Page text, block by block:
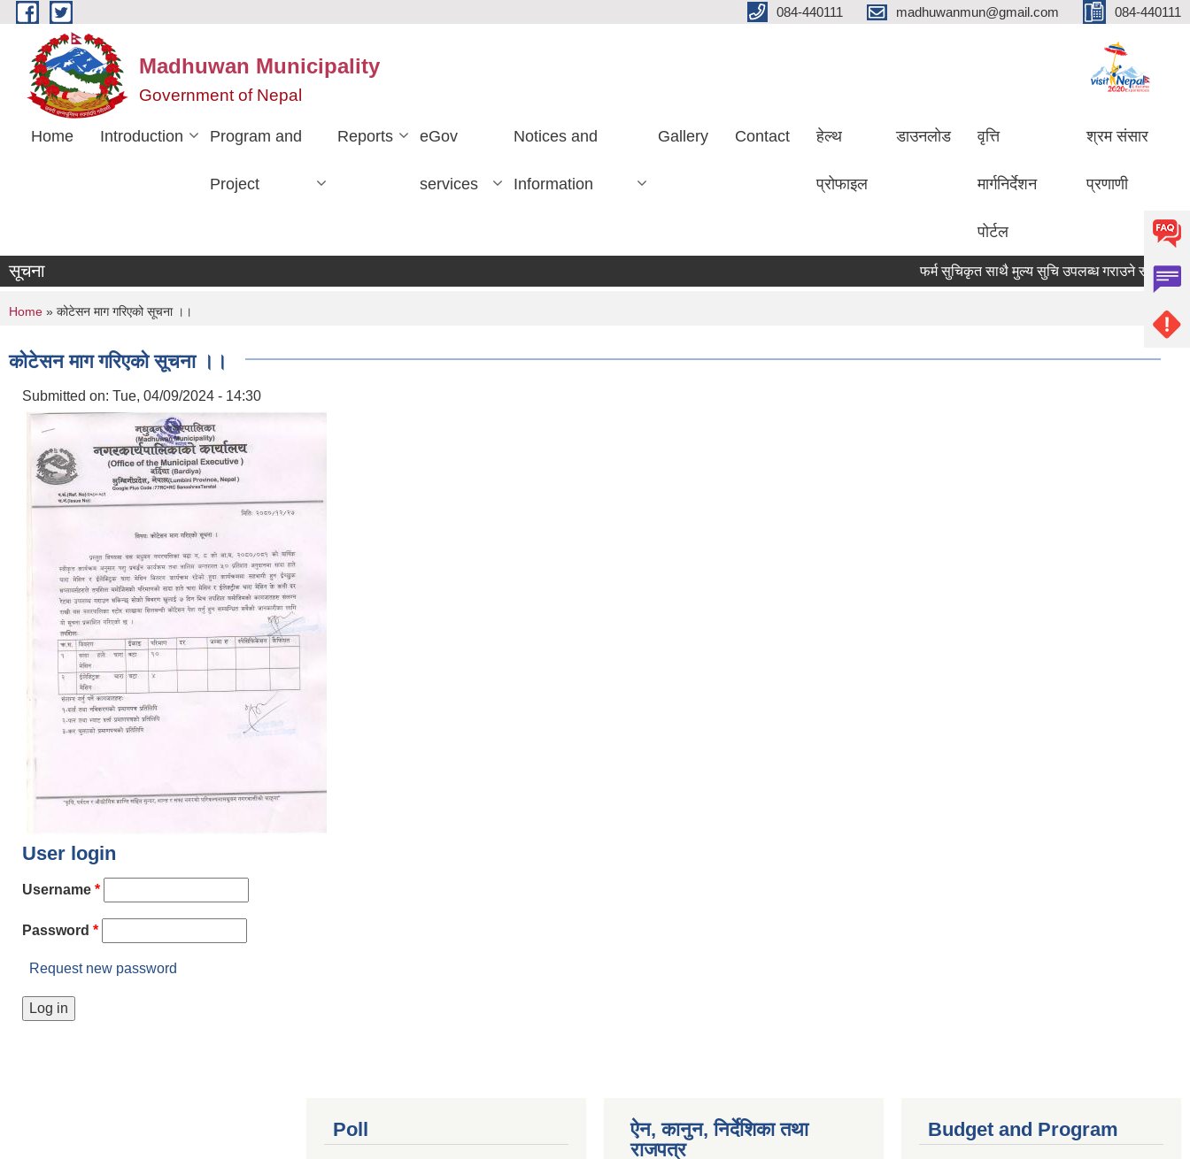
Skip to main content 084-440111 madhuwanmun@gmail.com 084-440111
Madhuwan Municipality
Government of Nepal
Home Introduction Program and
Project
Reports eGov
services
Notices and
Information
Gallery Contact हेल्थ
प्रोफाइल
डाउनलोड वृत्ति
मार्गनिर्देशन
पोर्टल
श्रम संसार
प्रणाणी
सूचना फर्म सुचिकृत साथै मुल्य सुचि उपलब्ध गराउने सम्बन्धमा
You are here
Home » कोटेसन माग गरिएको सूचना ।।
कोटेसन माग गरिएको सूचना ।।
Submitted on: Tue, 04/09/2024 - 14:30
User login
Username *
Password *
Request new password
Poll
ऐन, कानुन, निर्देशिका तथा
राजपत्र
Budget and Program